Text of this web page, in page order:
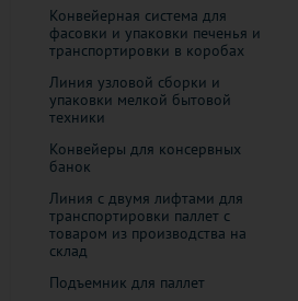
Конвейерная система для
фасовки и упаковки печенья и
транспортировки в коробах
Линия узловой сборки и
упаковки мелкой бытовой
техники
Конвейеры для консервных
банок
Линия с двумя лифтами для
транспортировки паллет с
товаром из производства на
склад
Подъемник для паллет